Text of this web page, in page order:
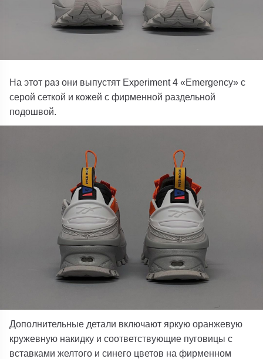
На этот раз они выпустят Experiment 4 «Emergency» с
серой сеткой и кожей с фирменной раздельной
подошвой.
Дополнительные детали включают яркую оранжевую
кружевную накидку и соответствующие пуговицы с
вставками желтого и синего цветов на фирменном